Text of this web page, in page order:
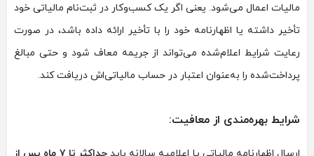
مالیات اعمال می‌شود. یعنی اگر یک کسب‌وکار در ثبت‌نام مالیاتی خود
تأخیر داشته یا اظهارنامه خود را با تأخیر ارائه داده باشد، در صورت
رعایت شرایط اعلام‌شده می‌تواند از جریمه معاف شود و حتی مبالغ
پرداخت‌شده را به‌عنوان اعتبار در حساب مالیاتی‌اش دریافت کند.
شرایط بهره‌مندی از معافیت: